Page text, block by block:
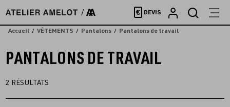
directement
au
€ DEVIS
Accueil VÊTEMENTS Pantalons Pantalons de travail
PANTALONS DE TRAVAIL
2 RÉSULTATS